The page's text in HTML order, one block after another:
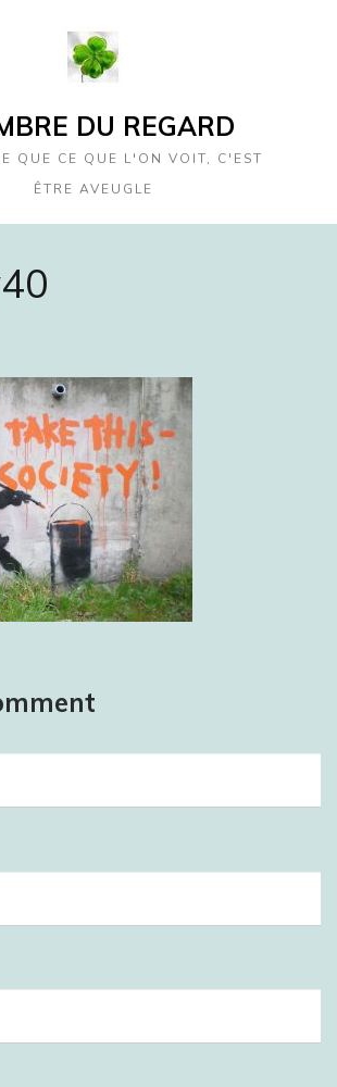
DU REGARD
QUE CE QUE L'ON VOIT, C'EST
ÊTRE AVEUGLE